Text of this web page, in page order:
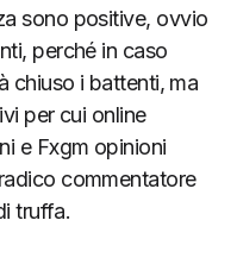
sono positive, ovvio
perché in caso
chiuso i battenti, ma
per cui online
e Fxgm opinioni
commentatore
truffa.